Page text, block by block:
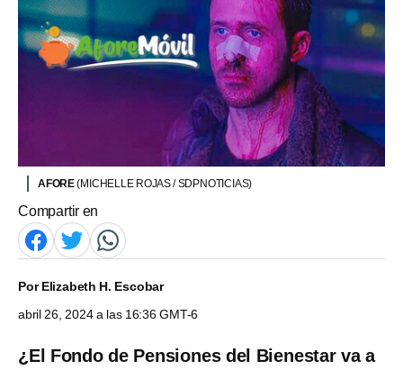
AFORE(MICHELLE ROJAS / SDPNOTICIAS)
Compartir en
PorElizabeth H. Escobar
abril 26, 2024 a las 16:36 GMT-6
¿El Fondo de Pensiones del Bienestar va a